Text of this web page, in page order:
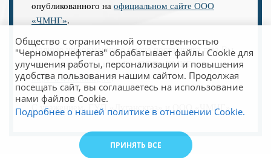
опубликованного на официальном сайте ООО
«ЧМНГ».
Полную информацию о смене поставщика газа Вы
можете получить на сайте ООО «ЧМНГ»
http://www.chmng.ru.
С уважением, ГУП «Луганскгаз» и ООО «ЧМНГ».
Общество с ограниченной ответственностью
"Черноморнефтегаз" обрабатывает файлы Cookie для
улучшения работы, персонализации и повышения
удобства пользования нашим сайтом. Продолжая
посещать сайт, вы соглашаетесь на использование
нами файлов Cookie.
Подробнее о нашей политике в отношении Cookie.
ПРИНЯТЬ ВСЕ